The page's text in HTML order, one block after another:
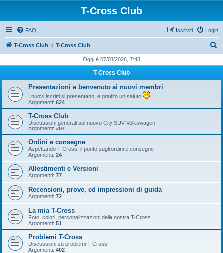
T-Cross Club
FAQ Login
Iscriviti
T-Cross Club T-Cross Club
c
Oggi è 07/08/2026, 7:48
T-Cross Club
Presentazioni e benvenuto ai nuovi membri
I nuovi iscritti si presentano, è gradito un saluto
Argomenti: 624
T-Cross Club
Discussioni generali sul nuovo City SUV Volkswagen
Argomenti: 284
Ordini e consegne
Aspettando T-Cross, il punto sugli ordini e consegne
Argomenti: 24
Allestimenti e Versioni
Argomenti: 77
Recensioni, prove, ed impressioni di guida
Argomenti: 72
La mia T-Cross
Foto, colori, personalizzazioni della nostra T-Cross
Argomenti: 51
Problemi T-Cross
Discussioni su problemi T-Cross
Argomenti: 402